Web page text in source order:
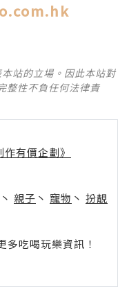
站的立場。因此本站對
整性不負任何法律責
有價企劃》
丶 親子 丶 寵物 丶 扮靚
吃喝玩樂資訊！